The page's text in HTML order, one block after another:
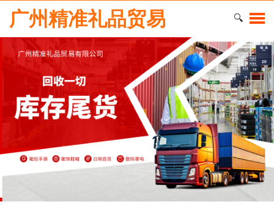
🔍
广州精准礼品贸易